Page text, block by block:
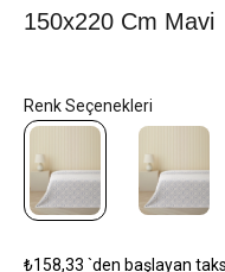
150x220 Cm Mavi
₺158,33 `den başlayan